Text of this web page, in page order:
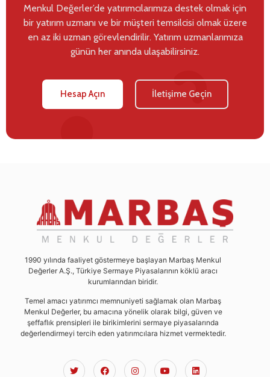
Menkul Değerler’de yatırımcılarımıza destek olmak için
bir yatırım uzmanı ve bir müşteri temsilcisi olmak üzere
en az iki uzman görevlendirilir. Yatırım uzmanlarımıza
günün her anında ulaşabilirsiniz.
Hesap Açın İletişime Geçin
1990 yılında faaliyet göstermeye başlayan Marbaş Menkul
Değerler A.Ş., Türkiye Sermaye Piyasalarının köklü aracı
kurumlarından biridir.
Temel amacı yatırımcı memnuniyeti sağlamak olan Marbaş
Menkul Değerler, bu amacına yönelik olarak bilgi, güven ve
şeffaflık prensipleri ile birikimlerini sermaye piyasalarında
değerlendirmeyi tercih eden yatırımcılara hizmet vermektedir.